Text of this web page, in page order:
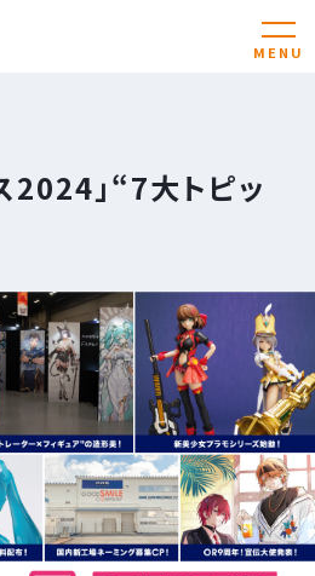
2024」“7大トピッ